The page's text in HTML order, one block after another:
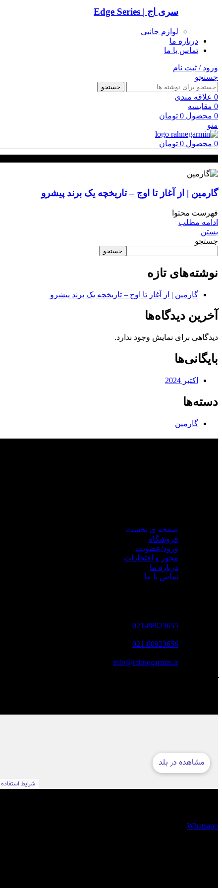
سری اج | Edge Series
لوازم جانبی
درباره ما
تماس با ما
ورود / ثبت نام
جستجو
جستجو
0 علاقه مندی
0 مقایسه
0 محصول 0 تومان
منو
0 محصول 0 تومان
گارمین | از آغاز تا اوج – تاریخچه یک برند پیشرو
فهرست محتوا
ادامه مطلب
بستن
جستجو
جستجو
نوشته‌های تازه
گارمین | از آغاز تا اوج – تاریخچه یک برند پیشرو
آخرین دیدگاه‌ها
دیدگاهی برای نمایش وجود ندارد.
بایگانی‌ها
اکتبر 2024
دسته‌ها
گارمین
صفحه ی نخست
فروشگاه
ورود/عضویت
مجوز و افتخارات
درباره ما
تماس با ما
021-88923655
021-88923656
info@rahnegarmin.ir
Whatsapp